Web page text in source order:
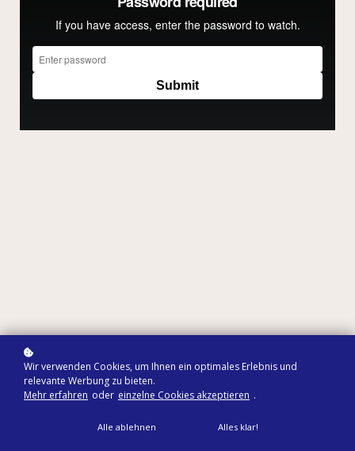
Wir verwenden Cookies, um Ihnen ein optimales Erlebnis und
relevante Werbung zu bieten.
Mehr erfahren oder einzelne Cookies akzeptieren .
Alle ablehnen Alles klar!